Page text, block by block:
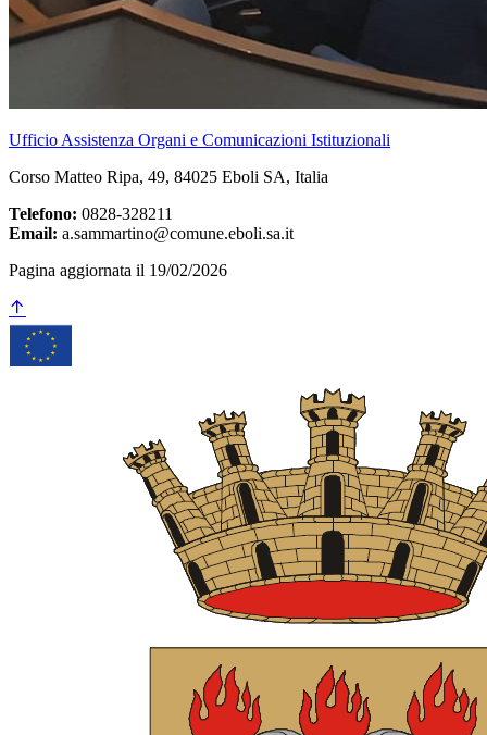
Ufficio Assistenza Organi e Comunicazioni Istituzionali
Corso Matteo Ripa, 49, 84025 Eboli SA, Italia
Telefono: 0828-328211
Email: a.sammartino@comune.eboli.sa.it
Pagina aggiornata il 19/02/2026